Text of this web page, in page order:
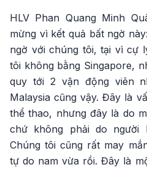
HLV Phan Quang Minh
mừng vì kết quả bất ngờ
ngờ với chúng tôi, tại vì cự
tôi không bằng Singapore,
quy tới 2 vận động viên
Malaysia cũng vậy. Đây là
thể thao, nhưng đây là do
chứ không phải do người
Chúng tôi cũng rất may
tự do nam vừa rồi. Đây là